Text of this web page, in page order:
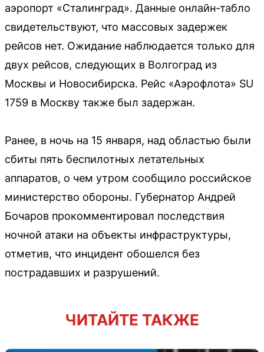
аэропорт «Сталинград». Данные онлайн-табло
свидетельствуют, что массовых задержек
рейсов нет. Ожидание наблюдается только для
двух рейсов, следующих в Волгоград из
Москвы и Новосибирска. Рейс «Аэрофлота» SU
1759 в Москву также был задержан.
Ранее, в ночь на 15 января, над областью были
сбиты пять беспилотных летательных
аппаратов, о чем утром сообщило российское
министерство обороны. Губернатор Андрей
Бочаров прокомментировал последствия
ночной атаки на объекты инфраструктуры,
отметив, что инцидент обошелся без
пострадавших и разрушений.
ЧИТАЙТЕ ТАКЖЕ